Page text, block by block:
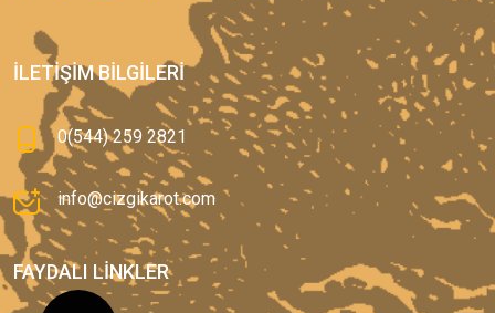
İLETIŞIM BILGILERI
0(544) 259 2821
info@cizgikarot.com
FAYDALI LINKLER